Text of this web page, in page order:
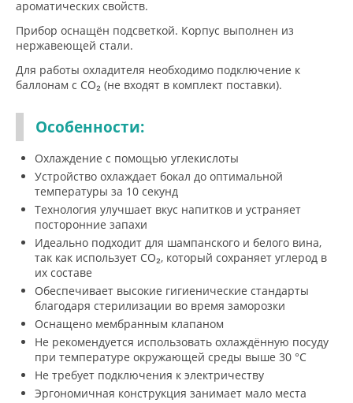
ароматических свойств.
Прибор оснащён подсветкой. Корпус выполнен из
нержавеющей стали.
Для работы охладителя необходимо подключение к
баллонам с CO₂ (не входят в комплект поставки).
Особенности:
Охлаждение с помощью углекислоты
Устройство охлаждает бокал до оптимальной
температуры за 10 секунд
Технология улучшает вкус напитков и устраняет
посторонние запахи
Идеально подходит для шампанского и белого вина,
так как использует СО₂, который сохраняет углерод в
их составе
Обеспечивает высокие гигиенические стандарты
благодаря стерилизации во время заморозки
Оснащено мембранным клапаном
Не рекомендуется использовать охлаждённую посуду
при температуре окружающей среды выше 30 °С
Не требует подключения к электричеству
Эргономичная конструкция занимает мало места